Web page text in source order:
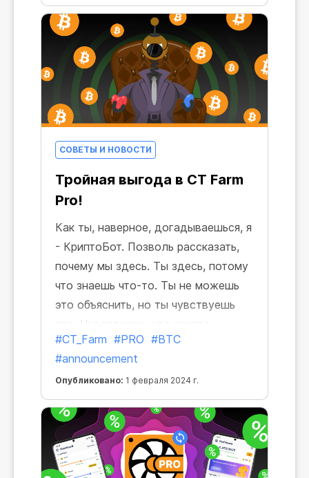
ориентир, который остается с нами
в любой ситуации — Биткоин.
СОВЕТЫ И НОВОСТИ
Тройная выгода в CT Farm
Pro!
Как ты, наверное, догадываешься, я
- КриптоБот. Позволь рассказать,
почему мы здесь. Ты здесь, потому
что знаешь что-то. Ты не можешь
это объяснить, но ты чувствуешь
это. Чувствуешь, что крипто
индустрия может дать тебе
больше, сделать твой майнинг
мощнее. Это чувство и привело
тебя ко мне.
#CT_Farm #PRO #BTC
#announcement
Опубликовано: 1 февраля 2024 г.